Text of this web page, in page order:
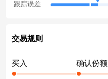
跟踪误差
交易规则
买入 确认份额